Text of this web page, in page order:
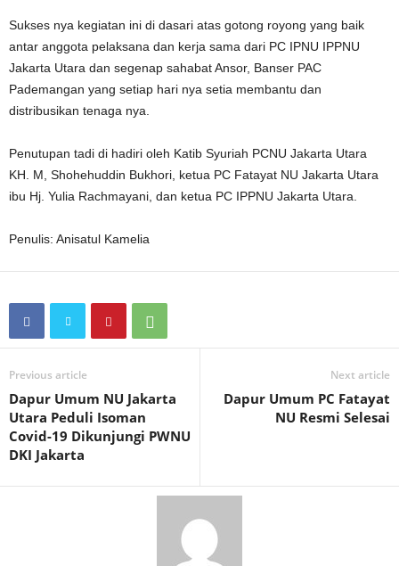
Sukses nya kegiatan ini di dasari atas gotong royong yang baik
antar anggota pelaksana dan kerja sama dari PC IPNU IPPNU
Jakarta Utara dan segenap sahabat Ansor, Banser PAC
Pademangan yang setiap hari nya setia membantu dan
distribusikan tenaga nya.
Penutupan tadi di hadiri oleh Katib Syuriah PCNU Jakarta Utara
KH. M, Shohehuddin Bukhori, ketua PC Fatayat NU Jakarta Utara
ibu Hj. Yulia Rachmayani, dan ketua PC IPPNU Jakarta Utara.
Penulis: Anisatul Kamelia
Previous article
Dapur Umum NU Jakarta
Utara Peduli Isoman
Covid-19 Dikunjungi PWNU
DKI Jakarta
Next article
Dapur Umum PC Fatayat
NU Resmi Selesai